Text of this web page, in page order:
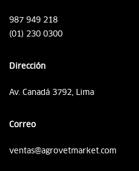
987 949 218
(01) 230 0300
Dirección
Av. Canadá 3792, Lima
Correo
ventas@agrovetmarket.com